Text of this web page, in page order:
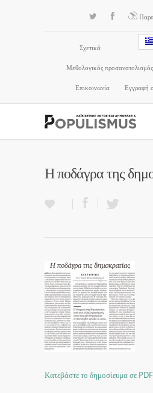
Σχετικά
Μεθολογικός προσανατολισμός
Επικοινωνία Εγγραφή
Η ποδάγρα της
Κατεβάστε το δημοσίευμα σε PDF